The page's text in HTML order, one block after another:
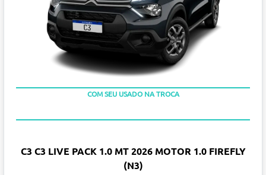
COM SEU USADO NA TROCA
TAXA 0 %
C3 C3 LIVE PACK 1.0 MT 2026 MOTOR 1.0 FIREFLY
(N3)